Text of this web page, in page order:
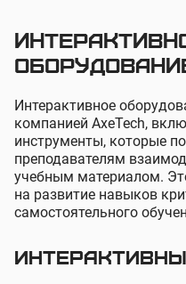
Интерактивное
компанией AxeTech,
инструменты, которые
преподавателям
учебным материалом.
на развитие навыков
самостоятельного